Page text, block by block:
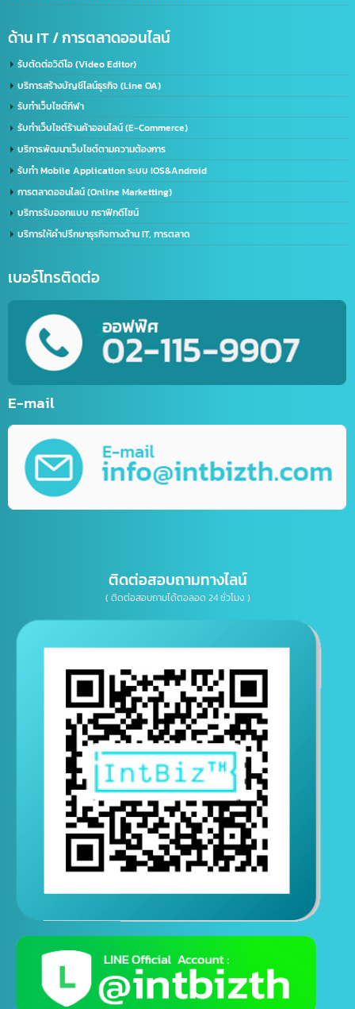
บริการรับขึ้นทะเบียน GACC
จดเครื่องหมายการค้าจีน (Trademark จีน)
ด้านการนำเข้า-ส่งออก
บริการนำเข้า – ส่งออก(Import-Export)
บริการชิปปิ้ง (Shipping) ไทย-จีน
บริการส่งออกอาหารทะเลแช่แข็ง (ไทยไปจีน)
บริการขนส่งทางเครื่องบิน (เส้นทางจีน-ไทย)
ด้าน IT / การตลาดออนไลน์
รับตัดต่อวิดีโอ (Video Editor)
บริการสร้างบัญชีไลน์ธุรกิจ (Line OA)
รับทำเว็บไซต์กีฬา
รับทำเว็บไซต์ร้านค้าออนไลน์ (E-Commerce)
บริการพัฒนาเว็บไซต์ตามความต้องการ
รับทำ Mobile Application ระบบ IOS&Android
การตลาดออนไลน์ (Online Marketting)
บริการให้คำปรึกษาธุรกิจทางด้าน IT, การตลาด
เบอร์โทรติดต่อ
E-mail
ติดต่อสอบถามทางไลน์
( ติดต่อสอบถามได้ตอลอด 24 ชั่วโมง )